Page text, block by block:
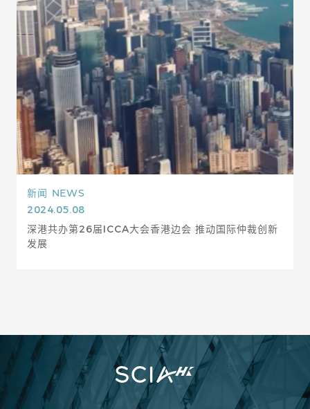
新闻 NEWS
2024.05.08
深港共办第26届ICCA大会香港边会 推动国际仲裁创新
发展